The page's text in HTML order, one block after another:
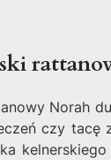
Norah
czy tacę